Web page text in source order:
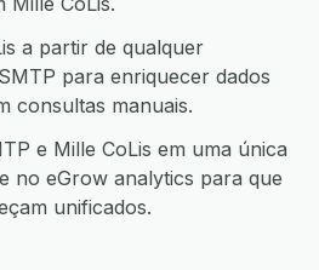
a partir de qualquer
para enriquecer dados
consultas manuais.
e Mille CoLis em uma única
no eGrow analytics para que
unificados.